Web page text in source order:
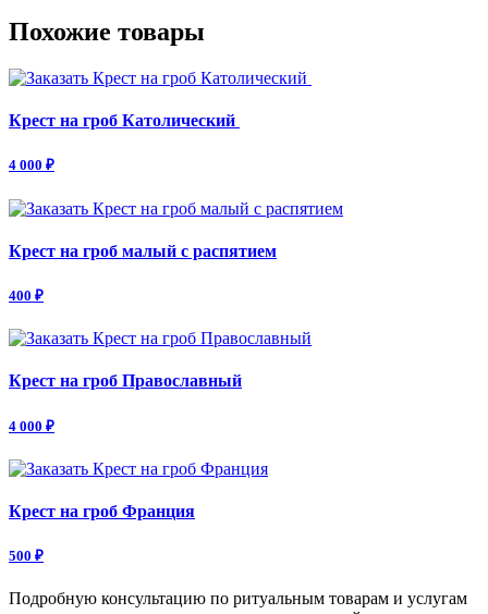
Похожие товары
Крест на гроб Католический
4 000 ₽
Крест на гроб малый с распятием
400 ₽
Крест на гроб Православный
4 000 ₽
Крест на гроб Франция
500 ₽
Подробную консультацию по ритуальным товарам и услугам